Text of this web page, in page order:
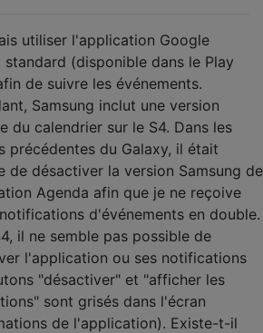
utiliser l'application Google
standard (disponible dans le Play
de suivre les événements.
Samsung inclut une version
du calendrier sur le S4. Dans les
précédentes du Galaxy, il était
de désactiver la version Samsung de
Agenda afin que je ne reçoive
d'événements en double.
il ne semble pas possible de
l'application ou ses notifications
"désactiver" et "afficher les
sont grisés dans l'écran
de l'application). Existe-t-il